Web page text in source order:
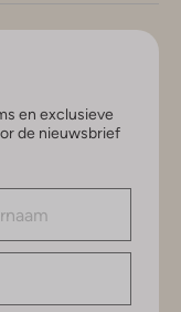
en exclusieve
de nieuwsbrief